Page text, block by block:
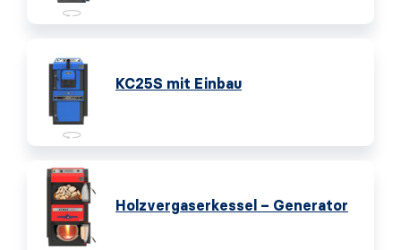
KC25S mit Einbau
Holzvergaserkessel – Generator